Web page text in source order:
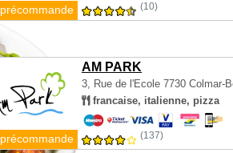
précommande (10)
AM PARK
3, Rue de l'Ecole 7730 Colmar-
francaise, italienne, pizza
précommande (137)